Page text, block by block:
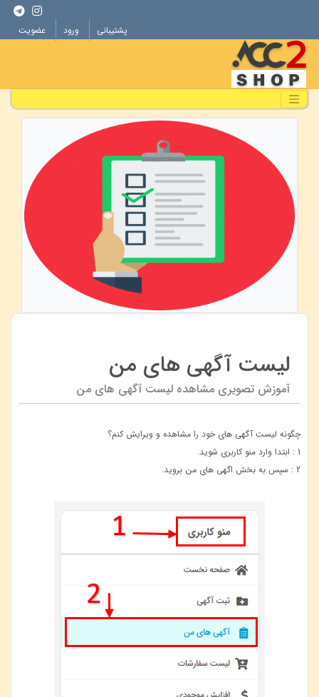
پشتیبانی ورود عضویت
لیست آگهی های من
آموزش تصویری مشاهده لیست آگهی های من
چگونه لیست آگهی های خود را مشاهده و ویرایش کنم؟
1 : ابتدا وارد منو کاربری شوید.
2 : سپس به بخش اگهی های من بروید.